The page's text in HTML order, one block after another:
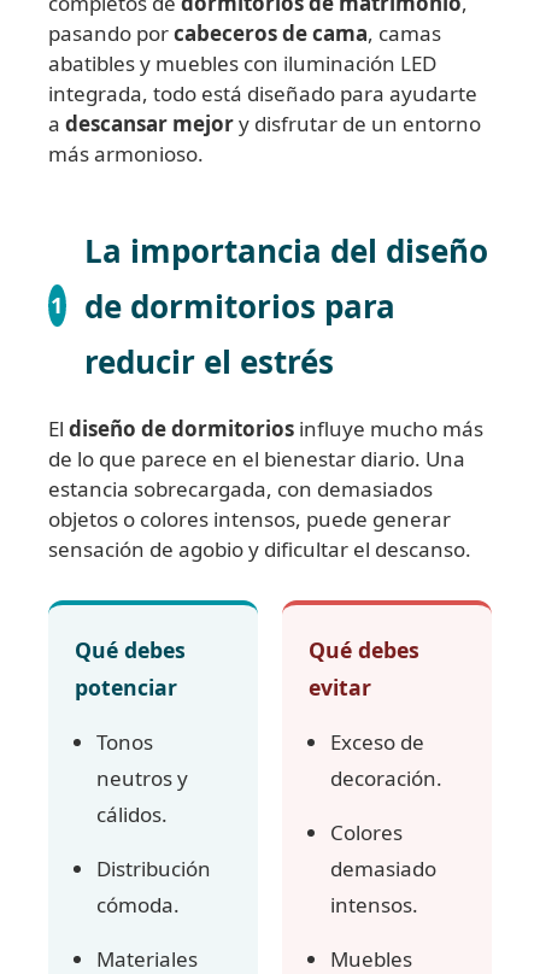
pasando porcabeceros de cama, camas
abatibles y muebles con iluminación LED
integrada, todo está diseñado para ayudarte
a descansar mejory disfrutar de un entorno
más armonioso.
1
La importancia del diseño
de dormitorios para
reducir el estrés
El diseño de dormitorios influye mucho más
de lo que parece en el bienestar diario. Una
estancia sobrecargada, con demasiados
objetos o colores intensos, puede generar
sensación de agobio y dificultar el descanso.
Qué debes
potenciar
Tonos
neutros y
cálidos.
Distribución
cómoda.
Materiales
Qué debes
evitar
Exceso de
decoración.
Colores
demasiado
intensos.
Muebles